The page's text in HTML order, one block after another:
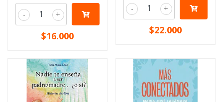
+
-
$16.000
+
-
$22.000